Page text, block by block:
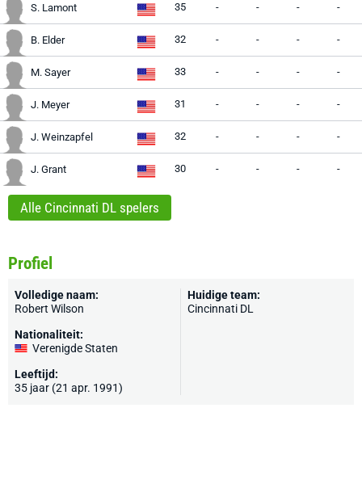
S. Lamont 35 - - - -
B. Elder 32 - - - -
M. Sayer 33 - - - -
J. Meyer 31 - - - -
J. Weinzapfel 32 - - - -
J. Grant 30 - - - -
Alle Cincinnati DL spelers
Profiel
Volledige naam:
Robert Wilson
Nationaliteit:
Verenigde Staten
Leeftijd:
35 jaar (21 apr. 1991)
Huidige team:
Cincinnati DL